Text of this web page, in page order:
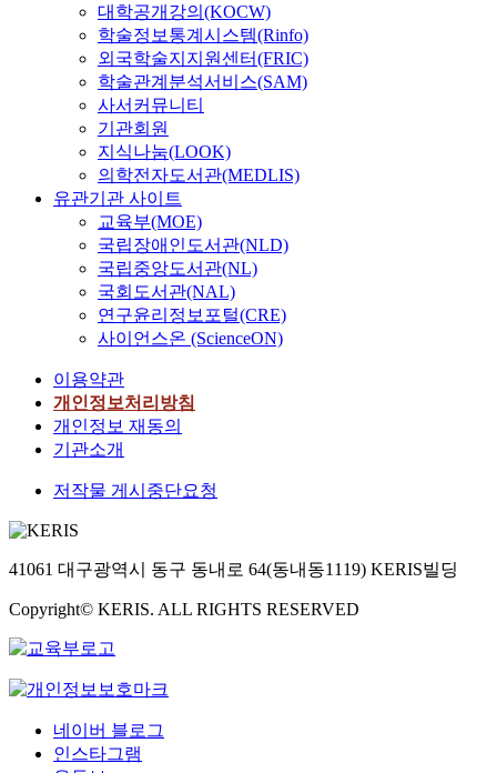
대학공개강의(KOCW)
학술정보통계시스템(Rinfo)
외국학술지지원센터(FRIC)
학술관계분석서비스(SAM)
사서커뮤니티
기관회원
지식나눔(LOOK)
의학전자도서관(MEDLIS)
유관기관 사이트
교육부(MOE)
국립장애인도서관(NLD)
국립중앙도서관(NL)
국회도서관(NAL)
연구윤리정보포털(CRE)
사이언스온 (ScienceON)
이용약관
개인정보처리방침
개인정보 재동의
기관소개
저작물 게시중단요청
41061 대구광역시 동구 동내로 64(동내동1119) KERIS빌딩
Copyright© KERIS. ALL RIGHTS RESERVED
네이버 블로그
인스타그램